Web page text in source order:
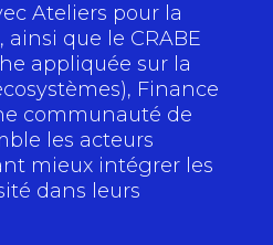
Ateliers pour la
ainsi que le CRABE
appliquée sur la
Finance
communauté de
les acteurs
mieux intégrer les
dans leurs